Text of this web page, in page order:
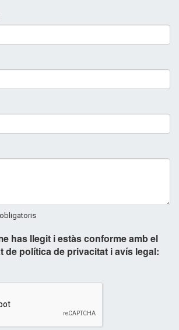
has llegit i estàs conforme amb el
de política de privacitat i avís legal: